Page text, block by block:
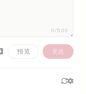
0/500
预览 发送